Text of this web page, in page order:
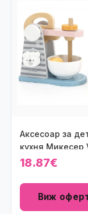
Аксесоар за
кухня Микесер
toys
18.87€
Виж